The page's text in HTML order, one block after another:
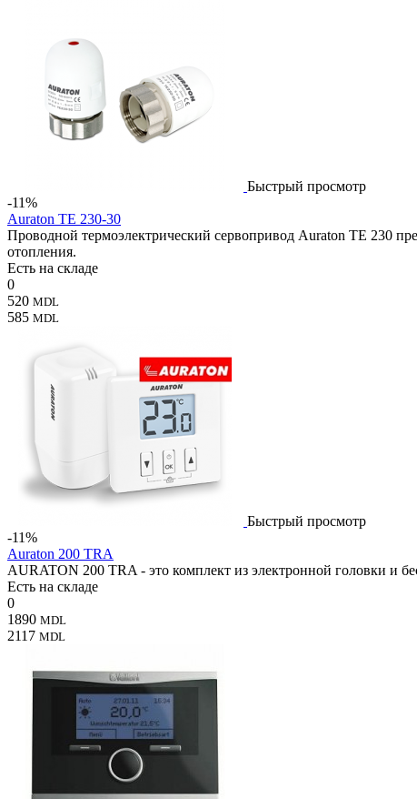
Быстрый просмотр
-11%
Auraton TE 230-30
Проводной термоэлектрический сервопривод Auraton TE 230
отопления.
Есть на складе
0
520 MDL
585 MDL
Быстрый просмотр
-11%
Auraton 200 TRA
AURATON 200 TRA - это комплект из электронной головки и
Есть на складе
0
1890 MDL
2117 MDL